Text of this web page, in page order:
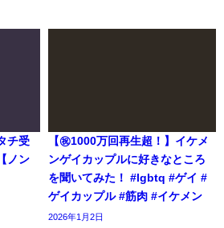
チ受
ノン
【㊗️1000万回再生超！】イケメ
ンゲイカップルに好きなところ
を聞いてみた！ #lgbtq #ゲイ #
ゲイカップル #筋肉 #イケメン
2026年1月2日